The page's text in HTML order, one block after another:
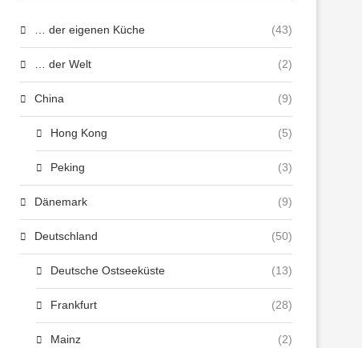
… der eigenen Küche (43)
… der Welt (2)
China (9)
Hong Kong (5)
Peking (3)
Dänemark (9)
Deutschland (50)
Deutsche Ostseeküste (13)
Frankfurt (28)
Mainz (2)